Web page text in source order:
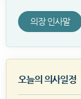
의장 인사말
오늘의 의사일정